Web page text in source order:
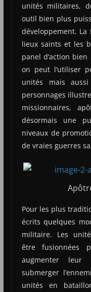
unités militaires,
outil bien plus
développement.
lieux saints et les
panel d’action
on peut l’utiliser
unités mais
personnages
missionnaires,
désormais une
niveaux de
de vraies guerres
Pour les plus
écrits quelques
militaire. Les
être
augmenter leur
submerger
unités en